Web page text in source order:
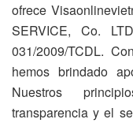
ofrece
SERVICE, Co.
031/2009/TCDL.
hemos brindado
Nuestros
transparencia y el